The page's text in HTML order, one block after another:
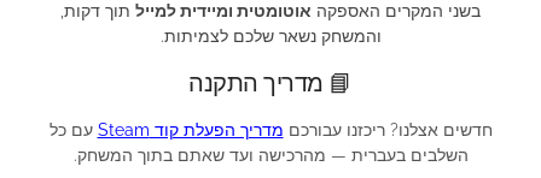
בשני המקרים האספקה אוטומטית ומיידית למייל תוך דקות,
והמשחק נשאר שלכם לצמיתות.
📘 מדריך התקנה
חדשים אצלנו? ריכזנו עבורכם מדריך הפעלת קוד Steam
עם כל
השלבים בעברית — מהרכישה ועד שאתם בתוך המשחק.